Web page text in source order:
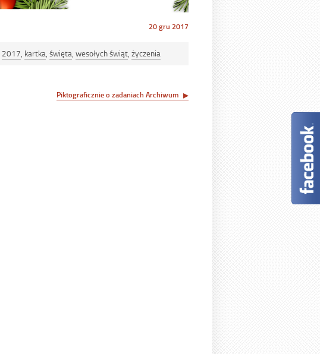
Opublikowano
20 gru 2017
2017 kartka święta wesołych świąt życzenia
Piktograficznie o zadaniach Archiwum